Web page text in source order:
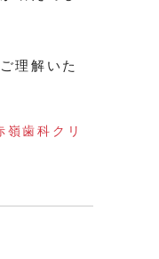
理解いた
嶺歯科クリ